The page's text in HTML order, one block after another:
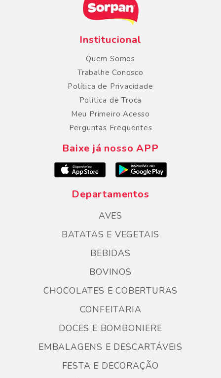
Institucional
Quem Somos
Trabalhe Conosco
Política de Privacidade
Politica de Troca
Meu Primeiro Acesso
Perguntas Frequentes
Baixe já nosso APP
Departamentos
AVES
BATATAS E VEGETAIS
BEBIDAS
BOVINOS
CHOCOLATES E COBERTURAS
CONFEITARIA
DOCES E BOMBONIERE
EMBALAGENS E DESCARTÁVEIS
FESTA E DECORAÇÃO